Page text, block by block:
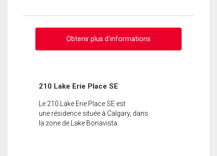
Obtenir plus d'informations
210 Lake Erie Place SE
Le 210 Lake Erie Place SE est
une résidence située à Calgary, dans
la zone de Lake Bonavista.